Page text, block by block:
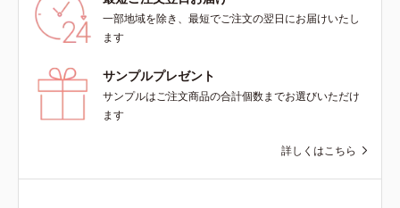
一部地域を除き、最短でご注文の翌日にお届けいたし
ます
サンプルプレゼント
サンプルはご注文商品の合計個数までお選びいただけ
ます
詳しくはこちら